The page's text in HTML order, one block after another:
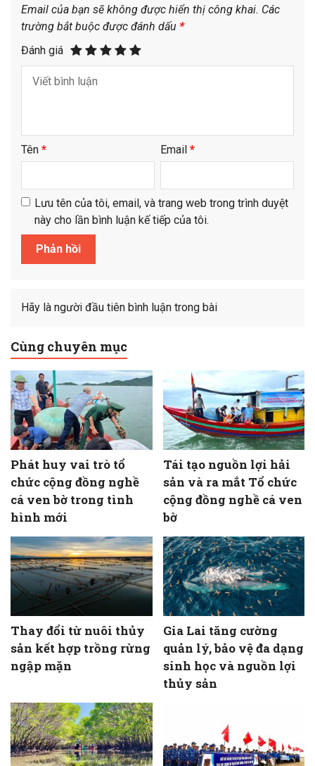
Email của bạn sẽ không được hiển thị công khai. Các
trường bắt buộc được đánh dấu *
Đánh giá
Tên * Email *
Lưu tên của tôi, email, và trang web trong trình duyệt
này cho lần bình luận kế tiếp của tôi.
Hãy là người đầu tiên bình luận trong bài
Cùng chuyên mục
Phát huy vai trò tổ
chức cộng đồng nghề
cá ven bờ trong tình
hình mới
Tái tạo nguồn lợi hải
sản và ra mắt Tổ chức
cộng đồng nghề cá ven
bờ
Thay đổi từ nuôi thủy
sản kết hợp trồng rừng
ngập mặn
Gia Lai tăng cường
quản lý, bảo vệ đa dạng
sinh học và nguồn lợi
thủy sản